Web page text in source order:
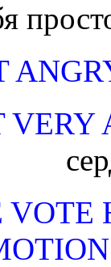
VERY
VOTE